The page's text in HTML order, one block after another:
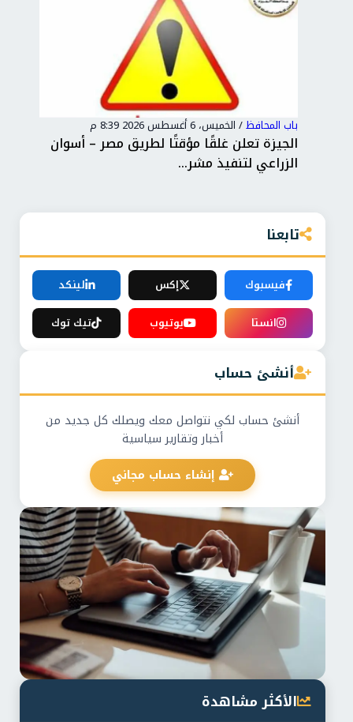
باب المحافظ/ الخميس، 6 أغسطس 2026 8:39 م
الجيزة تعلن غلقًا مؤقتًا لطريق مصر – أسوان
الزراعي لتنفيذ مشر...
تابعنا
فيسبوك إكس
لينكد
انستا
يوتيوب تيك توك
أنشئ حساب
أنشئ حساب لكي نتواصل معك ويصلك كل جديد من
أخبار وتقارير سياسية
إنشاء حساب مجاني
الأكثر مشاهدة